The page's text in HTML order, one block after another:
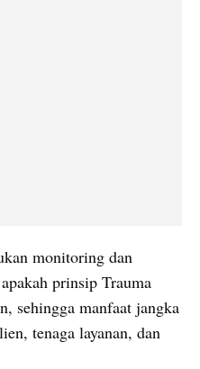
monitoring dan
prinsip Trauma
sehingga manfaat jangka
tenaga layanan, dan